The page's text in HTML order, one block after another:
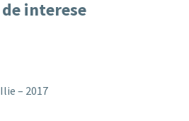
interese
– 2017